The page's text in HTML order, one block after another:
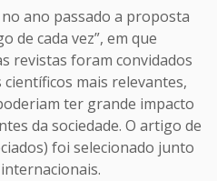
ano passado a proposta
de cada vez”, em que
revistas foram convidados
mais relevantes,
ter grande impacto
da sociedade. O artigo de
foi selecionado junto